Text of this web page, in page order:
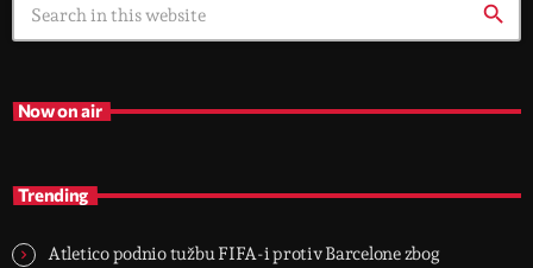
search
Now on air
Trending
Atletico podnio tužbu FIFA-i protiv Barcelone zbog